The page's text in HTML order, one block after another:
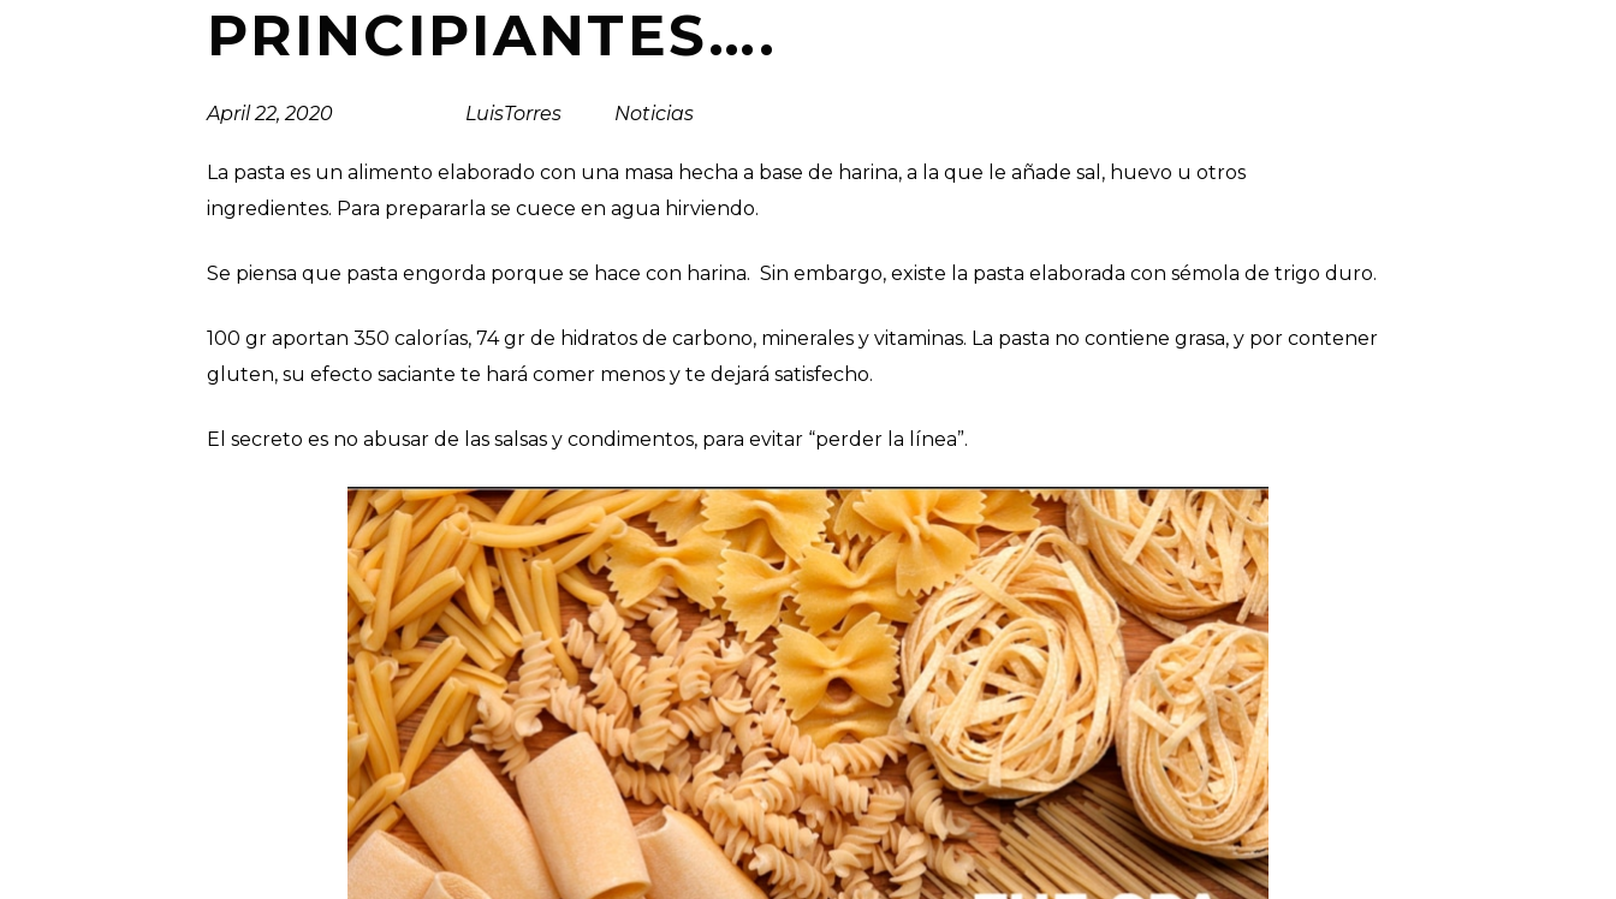
PRINCIPIANTES….
April 22, 2020 LuisTorres Noticias
La pasta es un alimento elaborado con una masa hecha a base de harina, a la que le añade sal, huevo u otros
ingredientes. Para prepararla se cuece en agua hirviendo.
Se piensa que pasta engorda porque se hace con harina. Sin embargo, existe la pasta elaborada con sémola de trigo duro.
100 gr aportan 350 calorías, 74 gr de hidratos de carbono, minerales y vitaminas. La pasta no contiene grasa, y por contener
gluten, su efecto saciante te hará comer menos y te dejará satisfecho.
El secreto es no abusar de las salsas y condimentos, para evitar “perder la línea”.